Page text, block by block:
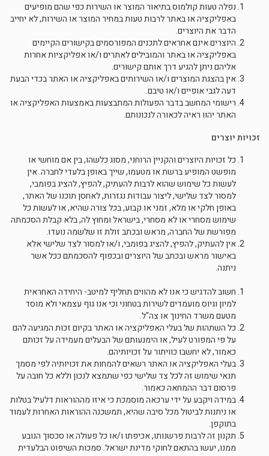
נפלה טעות קולמוס בתיאור המוצר או השירות כפי שהם מופיעים
באפליקציה או באתר לרבות טעות במחיר המוצר או השירות, לא יחייב
הדבר את היוצרים.
היוצרים אינם אחראים לתכנים המפורסמים בקישורים הקיימים
באפליקציה או באתר והמובילים לאתרים ו/או אפליקציות אחרות
אליהם ניתן להגיע דרך אותם קישורים.
אין בהצגת המוצרים ו/או השירותים באפליקציה או האתר בכדי הבעת
דעה לגבי אופיים ו/או טיבם.
רישומי המחשב בדבר הפעולות המתבצעות באמצעות האפליקציה או
האתר יהוו ראיה לכאורה לנכונותם.
זכויות יוצרים
כל זכויות היוצרים והקניין הרוחני, מסוג כלשהו, בין אם מוחשי או
מופשט המופיע ברשת או מטעמו, שייך באופן בלעדי לחברה. אין
לעשות כל שימוש שהוא לרבות להעתיק, להפיץ, להציג בפומבי,
למסור לצד שלישי, ליצור עבודות נגזרות, לאחסן תוכנו של האתר,
באופן חלקי או מלא, זמני או קבוע, בכל צורה שהיא, או לעשות כל
שימוש מסחרי או לא מסחרי, בישראל ומחוץ לה, בלא קבלת הסכמתה
מפורשת של החברה, מראש ובכתב זולת זו שלשמה נועדו.
אין להעתיק, להפיץ, להציג בפומבי, ו/או למסור לצד שלישי אלא
באישור מראש ובכתב של היוצרים ובכפוף להסכמתם ככל אשר
ניתנה.
חשוב להדגיש כי אנו לא מהווים תחליף למיטב- היחידה האחראית
למיון וגיוס מועמדים לשירות בטחוני וכי אנו גוף עצמאי ולא מוסד
מטעם משרד החינוך או צה"ל.
כל השתהות של בעלי האפליקציה או האתר בקיום זכות המגיעה להם
על פי המפורט לעיל, או הימנעותם של הבעלים מעמידה על זכותם
כאמור, לא יחשבו כוויתור על זכויותיהם.
בעלי האפליקציה או האתר רשאים להמחות את זכויותיה לפי מסמך
תנאי שימוש זה לכל צד שלישי כפי שתמצא לנכון וללא כל חובה על
פרסום דבר ההמחאה כאמור.
במידה ויקבע על ידי ערכאה מוסמכת כי איזו מההוראות דלעיל בטלות
או ניתנות לביטול מכל סיבה שהיא, תמשכנה ההוראות האחרות לעמוד
בתוקפן.
תקנון זה לרבות פרשנותו, אכיפתו ו/או כל פעולה או סכסוך הנובע
ממנו, יעשו בהתאם לחוקי מדינת ישראל. סמכות השיפוט הבלעדית